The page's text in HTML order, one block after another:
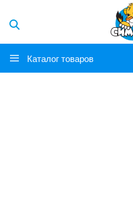
Каталог товаров